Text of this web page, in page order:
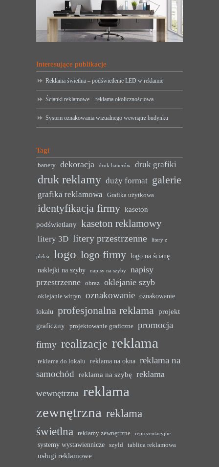
Interesujące publikacje
Reklama świetlna – podświetlenie LED w reklamie
Ścianki reklamowe – reklama okolicznościowa
System oznakowania wizualnego wewnątrz budynku
Tagi
banery dekoracja druk banerów druk grafiki
druk reklamy duży format galerie
grafika reklamowa Grafika użytkowa
identyfikacja firmy kaseton
podświetlany kaseton reklamowy
litery 3D litery przestrzenne litery z
pleksi logo logo firmy logo na ścianę
naklejki na szyby
napisy na szyby
napisy
przestrzenne
obraz oklejanie szyb
oklejanie witryn oznakowanie oznakowanie
lokalu profesjonalna reklama projekt
graficzny
projektowanie graficzne
promocja
firmy realizacje reklama
reklama do lokalu reklama na okna reklama na
samochód reklama na szybę reklama
wewnętrzna reklama
zewnętrzna reklama
świetlna
reklamy zewnętrzne reprezentacyjne
systemy wystawiennicze szyld tablica reklamowa
usługi reklamowe